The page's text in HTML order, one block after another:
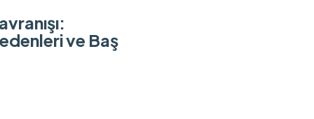
ve Baş